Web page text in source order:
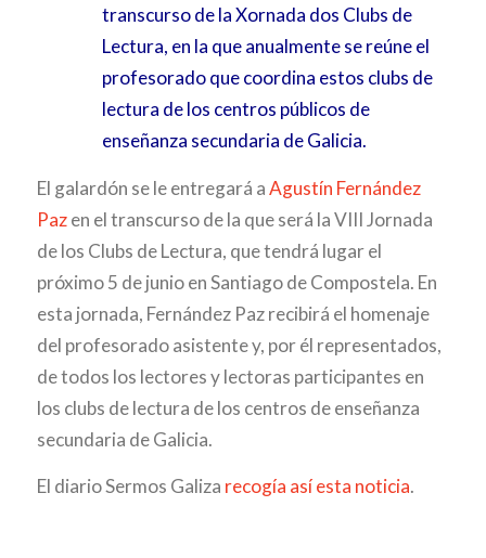
transcurso de la Xornada dos Clubs de
Lectura, en la que anualmente se reúne el
profesorado que coordina estos clubs de
lectura de los centros públicos de
enseñanza secundaria de Galicia.
El galardón se le entregará aAgustín Fernández
Pazen el transcurso de la que será la VIII Jornada
de los Clubs de Lectura, que tendrá lugar el
próximo 5 de junio en Santiago de Compostela. En
esta jornada, Fernández Paz recibirá el homenaje
del profesorado asistente y, por él representados,
de todos los lectores y lectoras participantes en
los clubs de lectura de los centros de enseñanza
secundaria de Galicia.
El diario Sermos Galiza recogía así esta noticia.